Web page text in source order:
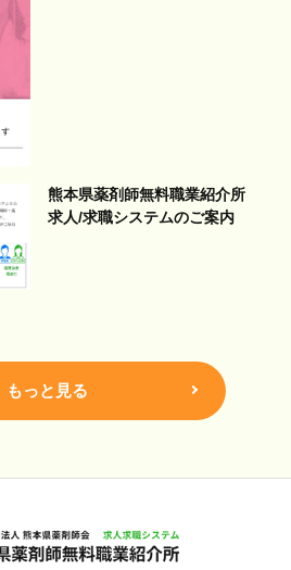
熊本県薬剤師無料職業紹介所
求人/求職システムのご案内
もっと見る